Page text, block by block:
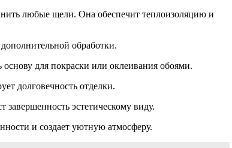
любые щели. Она обеспечит теплоизоляцию и
обработки.
для покраски или оклеивания обоями.
долговечность отделки.
эстетическому виду.
и создает уютную атмосферу.